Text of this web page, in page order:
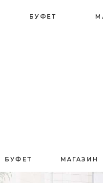
БУФЕТ МАГАЗИН
БУФЕТ